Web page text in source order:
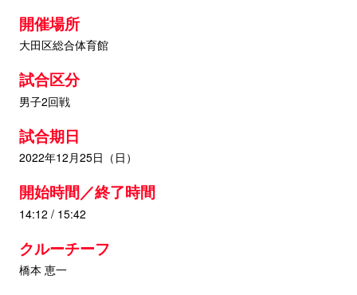
開催場所
大田区総合体育館
試合区分
男子2回戦
試合期日
2022年12月25日（日）
開始時間／終了時間
14:12 / 15:42
クルーチーフ
橋本 恵一